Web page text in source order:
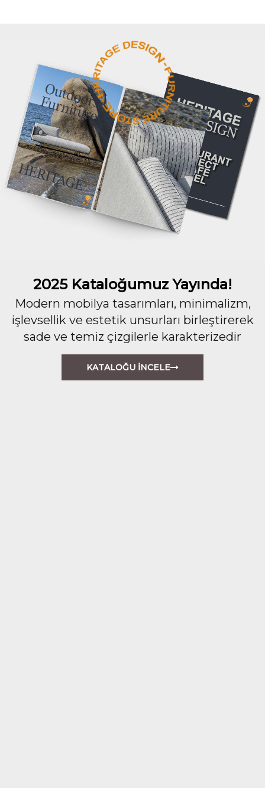
2025 Kataloğumuz Yayında!
Modern mobilya tasarımları, minimalizm,
işlevsellik ve estetik unsurları birleştirerek
sade ve temiz çizgilerle karakterizedir
KATALOĞU İNCELE